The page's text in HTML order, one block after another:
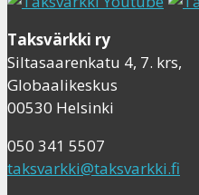
Taksvärkki ry
Siltasaarenkatu 4, 7. krs,
Globaalikeskus
00530 Helsinki
050 341 5507
taksvarkki@taksvarkki.fi